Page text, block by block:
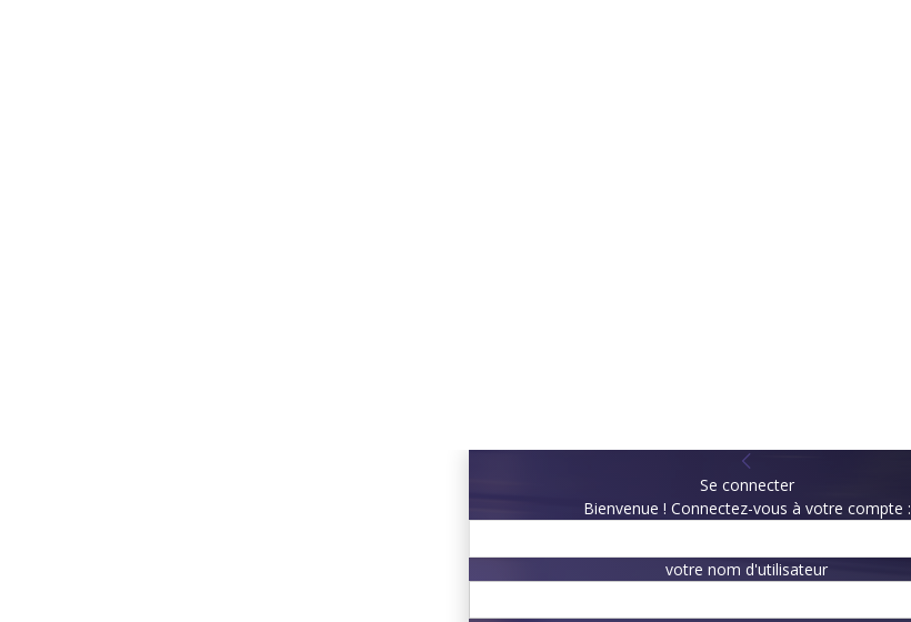
Se connecter
Bienvenue ! Connectez-vous à votre compte :
votre nom d'utilisateur